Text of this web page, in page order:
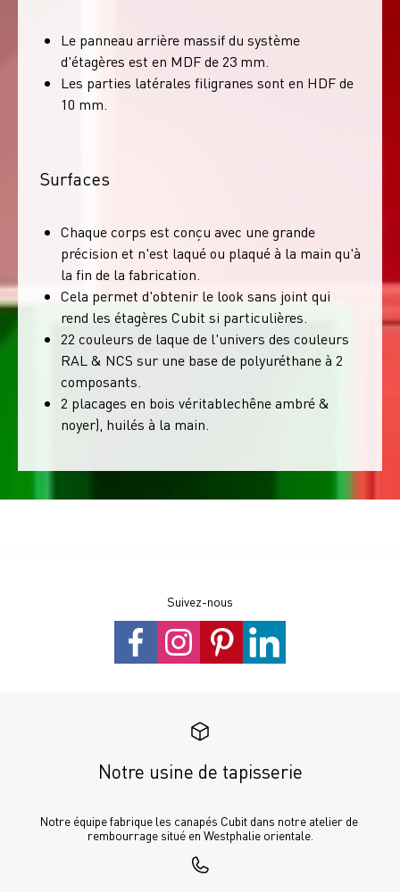
Le panneau arrière massif du système
d'étagères est en MDF de 23 mm.
Les parties latérales filigranes sont en HDF de
10 mm.
Surfaces
Chaque corps est conçu avec une grande
précision et n'est laqué ou plaqué à la main qu'à
la fin de la fabrication.
Cela permet d'obtenir le look sans joint qui
rend les étagères Cubit si particulières.
22 couleurs de laque de l'univers des couleurs
RAL & NCS sur une base de polyuréthane à 2
composants.
2 placages en bois véritablechêne ambré &
noyer), huilés à la main.
Suivez-nous
Notre usine de tapisserie
Notre équipe fabrique les canapés Cubit dans notre atelier de
rembourrage situé en Westphalie orientale.